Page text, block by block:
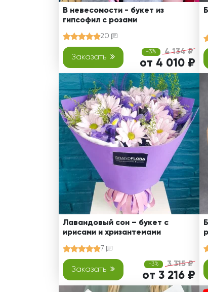
В невесомости - букет из
гипсофил с розами
20
Заказать
-3% 4 134 ₽
от 4 010 ₽
Лавандовый сон – букет с
ирисами и хризантемами
7
Заказать
-3% 3 315 ₽
от 3 216 ₽